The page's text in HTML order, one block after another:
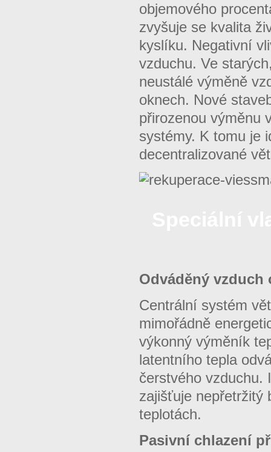
objemového
zvyšuje se kvalita
kyslíku. Negativní
vzduchu. Ve
neustálé výměně
oknech. Nové
přirozenou výměnu
systémy. K tomu je
decentralizované
Odváděný vzduch
Centrální systém
mimořádně
výkonný výměník
latentního tepla
čerstvého vzduchu.
zajišťuje nepřetržitý
teplotách.
Pasivní chlazení